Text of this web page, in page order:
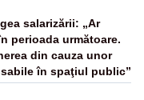
salarizării: „Ar
perioada următoare.
din cauza unor
în spaţiul public”